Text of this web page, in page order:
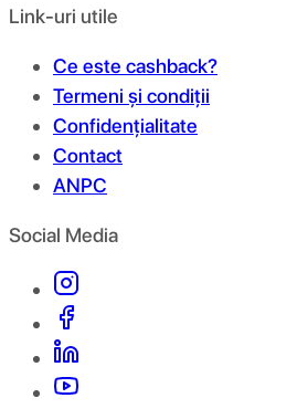
Link-uri utile
Ce este cashback?
Termeni și condiții
Confidențialitate
Contact
ANPC
Social Media